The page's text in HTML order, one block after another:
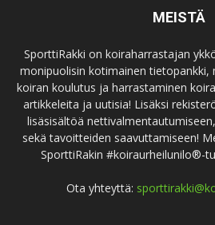
MEISTÄ
SporttiRakki on koiraharrastajan
monipuolisin kotimainen tietopankki,
koiran koulutus ja harrastaminen
artikkeleita ja uutisia! Lisäksi
lisäsisältöä
sekä tavoitteiden saavuttamiseen!
SporttiRakin #koiraurheilunilo®-
Ota yhteyttä: